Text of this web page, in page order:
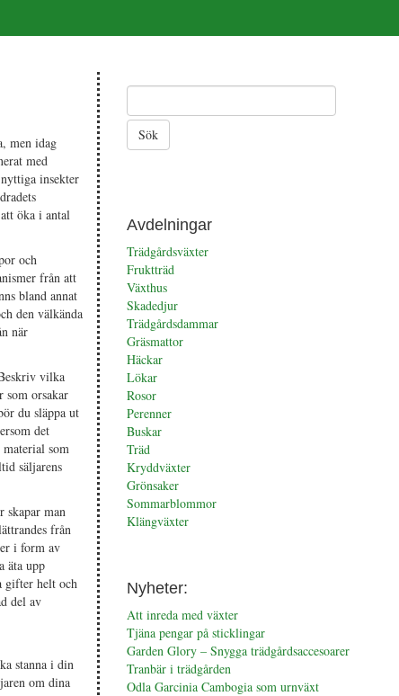
men idag
med
insekter
öka i antal
och
från att
bland annat
den välkända
när
vilka
som orsakar
du släppa ut
det
som
säljarens
skapar man
från
i form av
äta upp
gifter helt och
del av
stanna i din
om dina
Avdelningar
Trädgårdsväxter
Fruktträd
Växthus
Skadedjur
Trädgårdsdammar
Gräsmattor
Häckar
Lökar
Rosor
Perenner
Buskar
Träd
Kryddväxter
Grönsaker
Sommarblommor
Klängväxter
Nyheter:
Att inreda med växter
Tjäna pengar på sticklingar
Garden Glory – Snygga trädgårdsaccesoarer
Tranbär i trädgården
Odla Garcinia Cambogia som urnväxt